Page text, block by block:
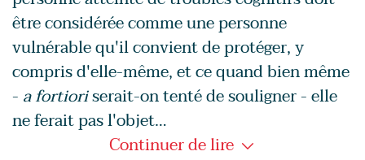
être considérée comme une personne
vulnérable qu'il convient de protéger, y
compris d'elle-même, et ce quand bien même
- a fortioriserait-on tenté de souligner - elle
ne ferait pas l'objet…
Continuer de lire